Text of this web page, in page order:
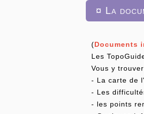
¤ La
(Documents
Les
Vous y
- La carte de
- Les
- les points